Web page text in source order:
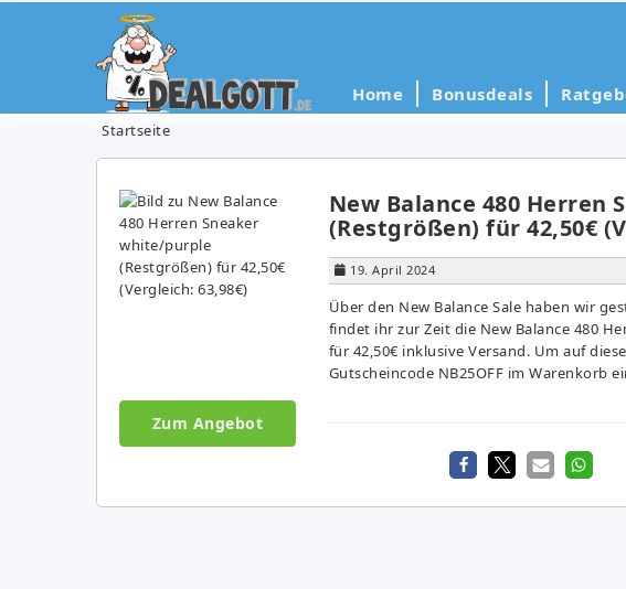
Home Bonusdeals
Startseite
New Balance 480
(Restgrößen) für 42,50€
19. April 2024
Über den New Balance Sale haben wir
findet ihr zur Zeit die New Balance 480
für 42,50€ inklusive Versand. Um auf
Gutscheincode NB25OFF im Warenkorb
Zum Angebot